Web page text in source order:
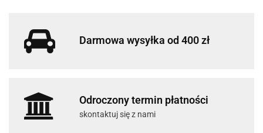
Darmowa wysyłka od 400 zł
Odroczony termin płatności
skontaktuj się z nami